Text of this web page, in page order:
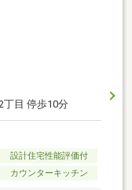
目 停歩10分
設計住宅性能評価付
カウンターキッチン